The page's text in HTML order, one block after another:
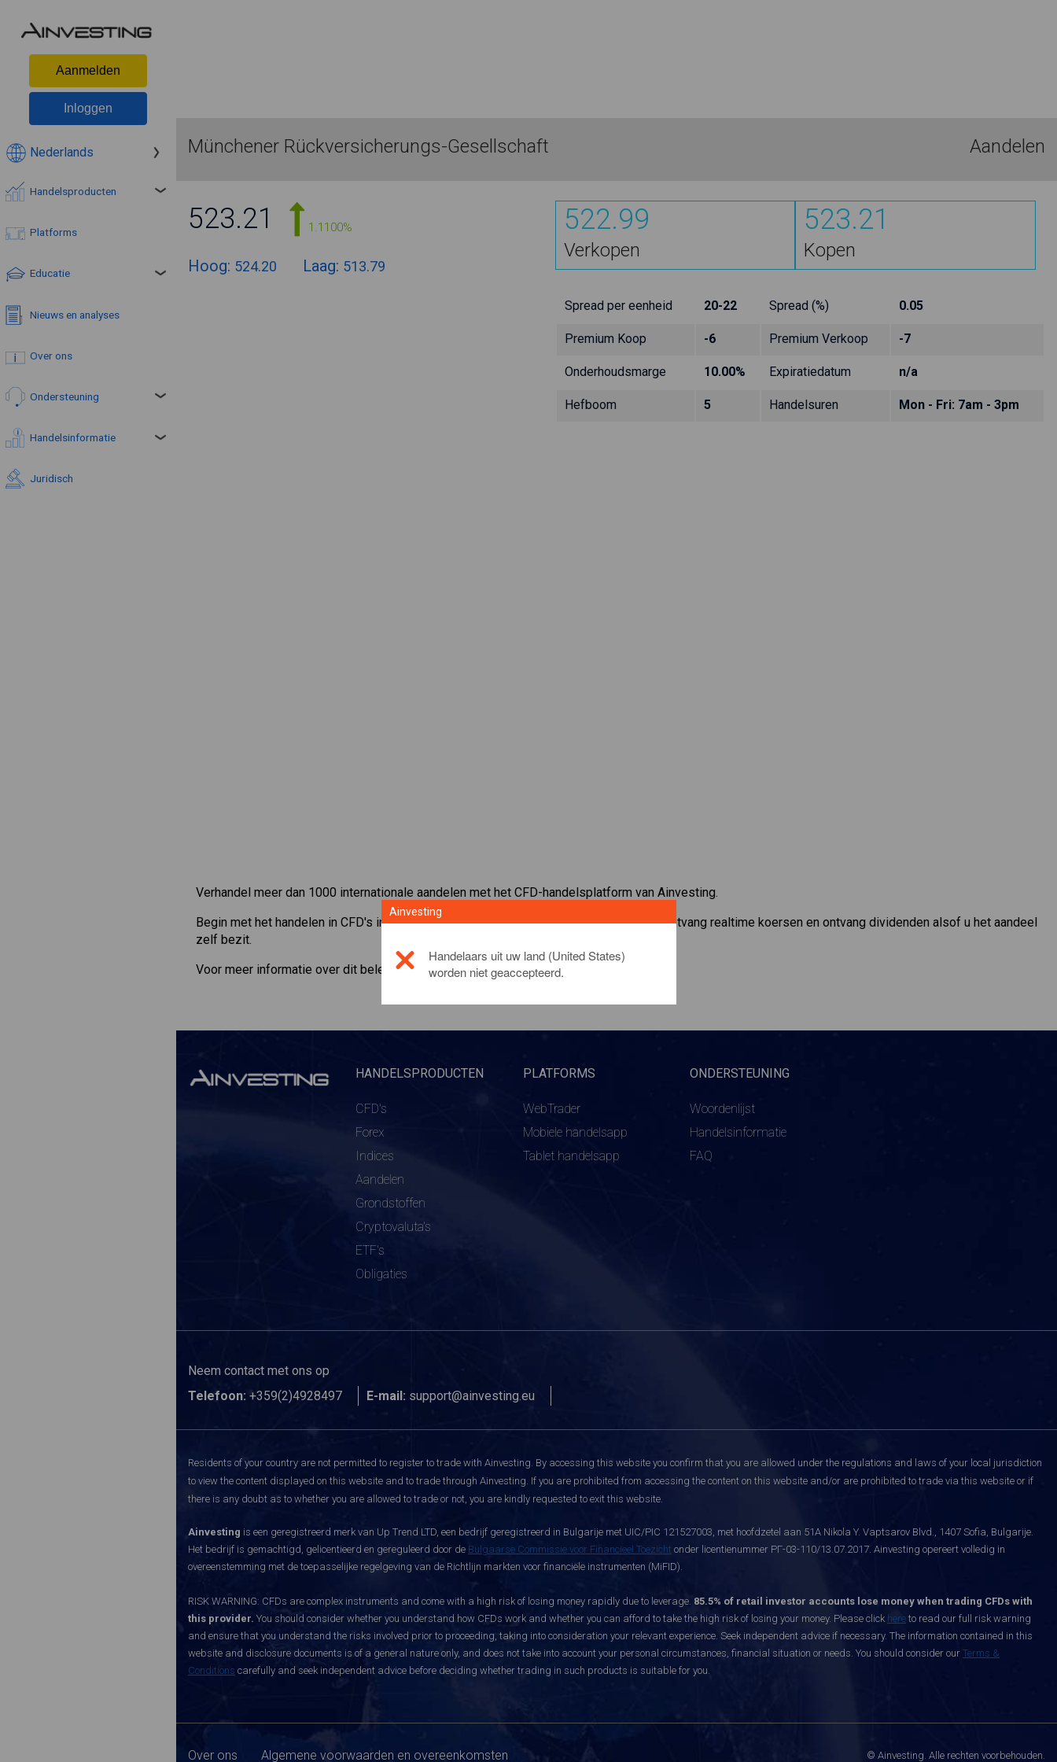
Aanmelden
Inloggen
Nederlands
Handelsproducten
Platforms
Educatie
Nieuws en analyses
Over ons
Ondersteuning
Handelsinformatie
Juridisch
Münchener Rückversicherungs-Gesellschaft Aandelen
523.21 1.1100%
Hoog: 524.20 Laag: 513.79
522.99
Verkopen
523.21
Kopen
Spread per eenheid 20-22 Spread (%) 0.05
Premium Koop -6 Premium Verkoop -7
Onderhoudsmarge 10.00% Expiratiedatum n/a
Hefboom 5 Handelsuren Mon - Fri: 7am - 3pm
Verhandel meer dan 1000 internationale aandelen met het CFD-handelsplatform van Ainvesting.
Begin met het handelen in CFD's inMünchener Rückversicherungs-Gesellschaft. Ontvang realtime koersen en ontvang dividenden alsof u het aandeel
zelf bezit.
Voor meer informatie over dit beleggingsproduct, gelieveclick here
HANDELSPRODUCTEN
CFD's
Forex
Indices
Aandelen
Grondstoffen
Cryptovaluta's
ETF's
Obligaties
PLATFORMS
WebTrader
Mobiele handelsapp
Tablet handelsapp
ONDERSTEUNING
Woordenlijst
Handelsinformatie
FAQ
Neem contact met ons op
Telefoon: +359(2)4928497 E-mail: support@ainvesting.eu
Residents of your country are not permitted to register to trade with Ainvesting. By accessing this website you confirm that you are allowed under the regulations and laws of your local jurisdiction
to view the content displayed on this website and to trade through Ainvesting. If you are prohibited from accessing the content on this website and/or are prohibited to trade via this website or if
there is any doubt as to whether you are allowed to trade or not, you are kindly requested to exit this website.
Ainvesting is een geregistreerd merk van Up Trend LTD, een bedrijf geregistreerd in Bulgarije met UIC/PIC 121527003, met hoofdzetel aan 51A Nikola Y. Vaptsarov Blvd., 1407 Sofia, Bulgarije.
Het bedrijf is gemachtigd, gelicentieerd en gereguleerd door de Bulgaarse Commissie voor Financieel Toezicht onder licentienummer РГ-03-110/13.07.2017. Ainvesting opereert volledig in
overeenstemming met de toepasselijke regelgeving van de Richtlijn markten voor financiële instrumenten (MiFID).
RISK WARNING: CFDs are complex instruments and come with a high risk of losing money rapidly due to leverage. 85.5% of retail investor accounts lose money when trading CFDs with
this provider. You should consider whether you understand how CFDs work and whether you can afford to take the high risk of losing your money. Please click here to read our full risk warning
and ensure that you understand the risks involved prior to proceeding, taking into consideration your relevant experience. Seek independent advice if necessary. The information contained in this
website and disclosure documents is of a general nature only, and does not take into account your personal circumstances, financial situation or needs. You should consider our Terms &
Conditions carefully and seek independent advice before deciding whether trading in such products is suitable for you.
Over ons Algemene voorwaarden en overeenkomsten © Ainvesting. Alle rechten voorbehouden.
Ainvesting
Handelaars uit uw land (United States)
worden niet geaccepteerd.